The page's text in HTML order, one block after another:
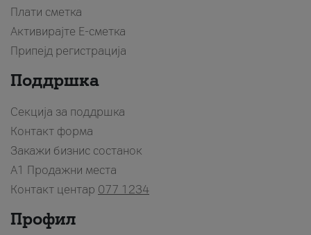
Плати сметка
Активирајте Е-сметка
Припејд регистрација
Поддршка
Секција за поддршка
Контакт форма
Закажи бизнис состанок
A1 Продажни места
Контакт центар 077 1234
Профил